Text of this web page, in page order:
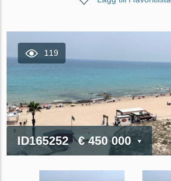
119
ID165252 € 450 000